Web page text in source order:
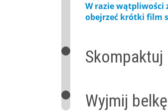
W razie wątpliwości
obejrzeć krótki film
Skompaktuj
Wyjmij belkę